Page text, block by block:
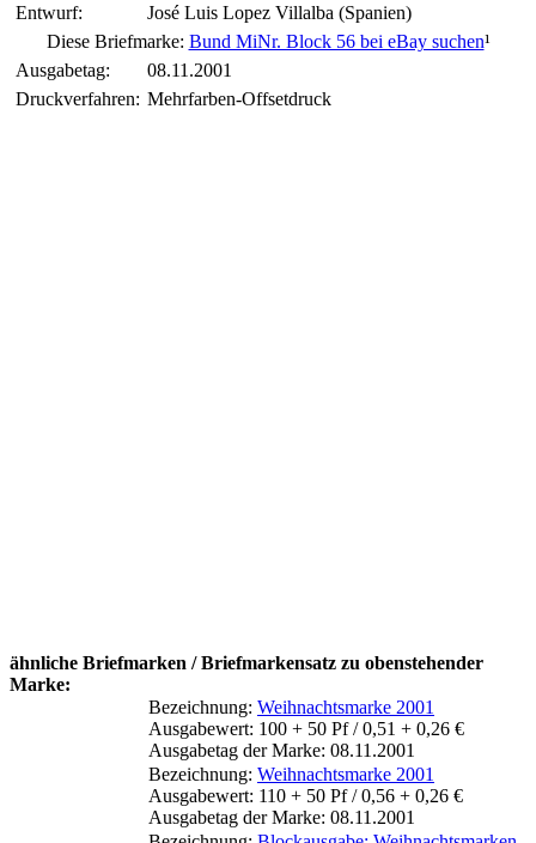
Entwurf:
José Luis Lopez Villalba (Spanien)
Diese Briefmarke: Bund MiNr. Block 56 bei eBay suchen¹
Ausgabetag:
08.11.2001
Druckverfahren: Mehrfarben-Offsetdruck
ähnliche Briefmarken / Briefmarkensatz zu obenstehender
Marke:
Bezeichnung: Weihnachtsmarke 2001
Ausgabewert: 100 + 50 Pf / 0,51 + 0,26 €
Ausgabetag der Marke: 08.11.2001
Bezeichnung: Weihnachtsmarke 2001
Ausgabewert: 110 + 50 Pf / 0,56 + 0,26 €
Ausgabetag der Marke: 08.11.2001